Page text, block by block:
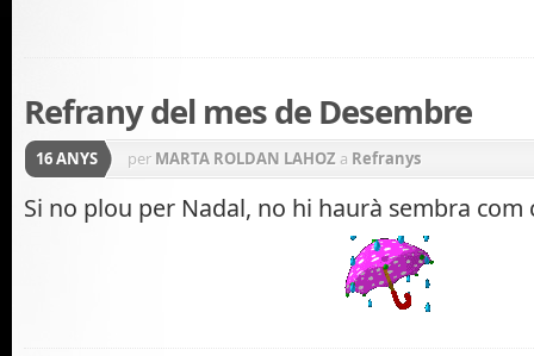
Refrany del mes de Desembre
16 ANYS per MARTA ROLDAN LAHOZ a Refranys
Si no plou per Nadal, no hi haurà sembra com